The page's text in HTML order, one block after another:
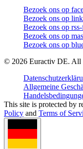
Bezoek ons op
Bezoek ons op
Bezoek ons op
Bezoek ons op
Bezoek ons op
© 2026 Euractiv DE. All
Allgemeine
This site is protected by
Policy and Terms of